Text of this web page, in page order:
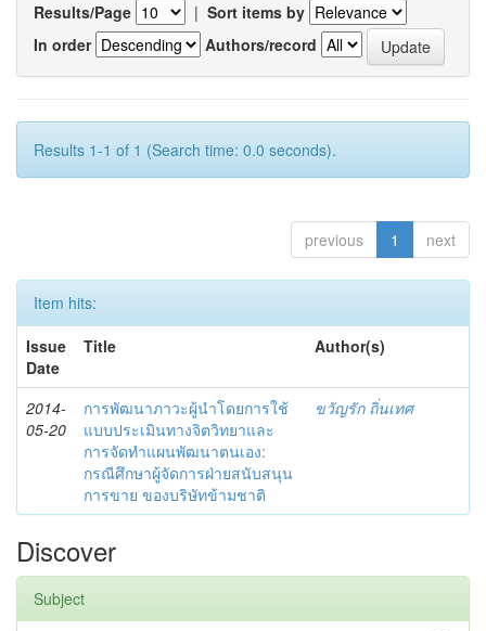
Results/Page | Sort items by
In order
Authors/record
Results 1-1 of 1 (Search time: 0.0 seconds).
previous 1 next
Item hits:
Issue
Date
Title Author(s)
2014-
05-20
การพัฒนาภาวะผู้นำโดยการใช้
แบบประเมินทางจิตวิทยาและ
การจัดทำแผนพัฒนาตนเอง:
กรณีศึกษาผู้จัดการฝ่ายสนับสนุน
การขาย ของบริษัทข้ามชาติ
ขวัญรัก ถิ่นเทศ
Discover
Subject